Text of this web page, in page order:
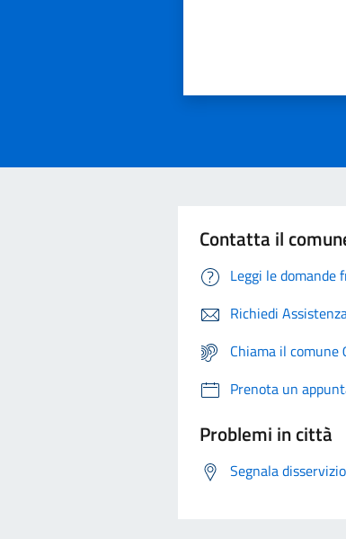
Contatta il
Leggi le domande
Richiedi
Chiama il
Prenota un
Problemi in città
Segnala disservizio